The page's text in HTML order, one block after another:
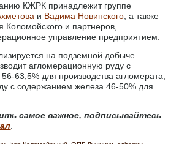
КЖРК принадлежит группе
и Вадима Новинского , а также
Коломойского и партнеров,
управление предприятием.
на подземной добыче
агломерационную руду с
63,5% для производства агломерата,
с содержанием железа 46-50% для
самое важное, подписывайтесь